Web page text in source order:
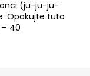
(ju-ju-ju-
Opakujte tuto
– 40